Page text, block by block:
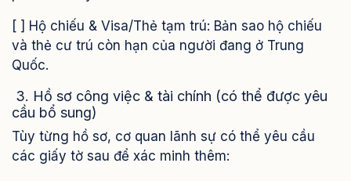
[ ] Hộ chiếu & Visa/Thẻ tạm trú: Bản sao hộ chiếu
và thẻ cư trú còn hạn của người đang ở Trung
Quốc.
3. Hồ sơ công việc & tài chính (có thể được yêu
cầu bổ sung)
Tùy từng hồ sơ, cơ quan lãnh sự có thể yêu cầu
các giấy tờ sau để xác minh thêm: